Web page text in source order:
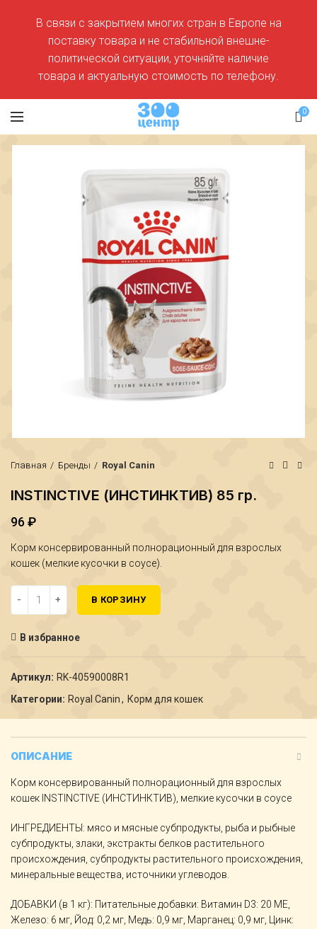
0
Главная Бренды Royal Canin
INSTINCTIVE (ИНСТИНКТИВ) 85 гр.
96₽
Корм консервированный полнорационный для взрослых
кошек (мелкие кусочки в соусе).
В КОРЗИНУ
В избранное
Артикул: RK-40590008R1
Категории: Royal Canin, Корм для кошек
ОПИСАНИЕ
Корм консервированный полнорационный для взрослых
кошек INSTINCTIVE (ИНСТИНКТИВ), мелкие кусочки в соусе
ИНГРЕДИЕНТЫ: мясо и мясные субпродукты, рыба и рыбные
субпродукты, злаки, экстракты белков растительного
происхождения, субпродукты растительного происхождения,
минеральные вещества, источники углеводов.
ДОБАВКИ (в 1 кг): Питательные добавки: Витамин D3: 20 ME,
Железо: 6 мг, Йод: 0,2 мг, Медь: 0,9 мг, Марганец: 0,9 мг, Цинк:
В связи с закрытием многих стран в Европе на
поставку товара и не стабильной внешне-
политической ситуации, уточняйте наличие
товара и актуальную стоимость по телефону.